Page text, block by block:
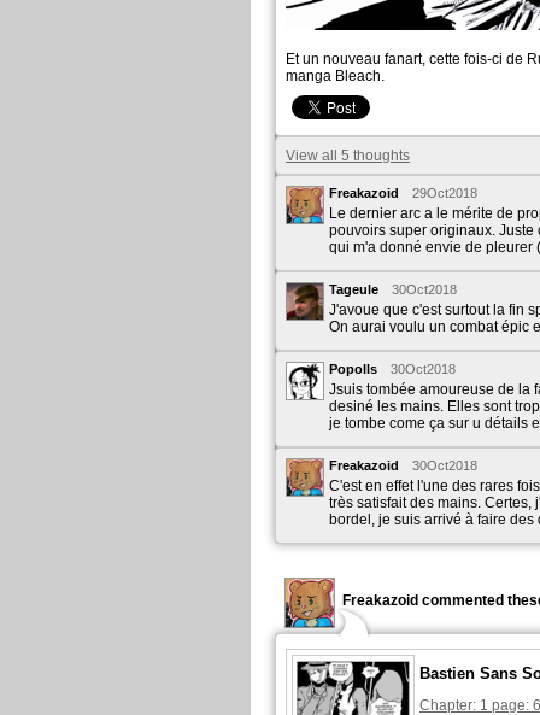
Et un nouveau fanart, cette fois-ci de
manga Bleach.
View all 5 thoughts
Freakazoid 29Oct2018
Le dernier arc a le mérite de
pouvoirs super originaux. Juste
qui m'a donné envie de pleurer
Tageule 30Oct2018
J'avoue que c'est surtout la fin
On aurai voulu un combat épic
Popolls 30Oct2018
Jsuis tombée amoureuse de la
desiné les mains. Elles sont
je tombe come ça sur u détails
Freakazoid 30Oct2018
C'est en effet l'une des rares
très satisfait des mains. Certes,
bordel, je suis arrivé à faire des
Freakazoid commented
Bastien Sans
Chapter: 1 page: